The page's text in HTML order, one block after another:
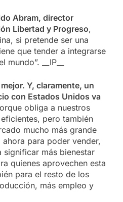
Abram, director
Libertad y Progreso,
si pretende ser una
que tender a integrarse
__IP__
Y, claramente, un
con Estados Unidos va
obliga a nuestros
pero también
mucho más grande
para poder vender,
significar más bienestar
quienes aprovechen esta
para el resto de los
más empleo y